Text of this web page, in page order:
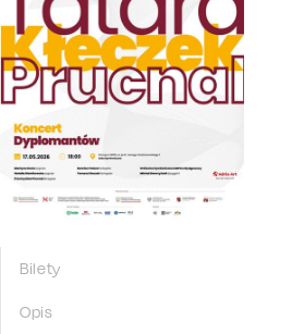
Bilety
Opis